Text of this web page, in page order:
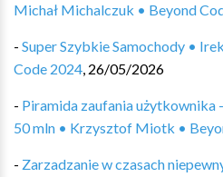
Michał Michalczuk • Beyond
- Super Szybkie Samochody •
Code 2024, 26/05/2026
- Piramida zaufania
50 mln • Krzysztof Miotk •
- Zarzadzanie w czasach